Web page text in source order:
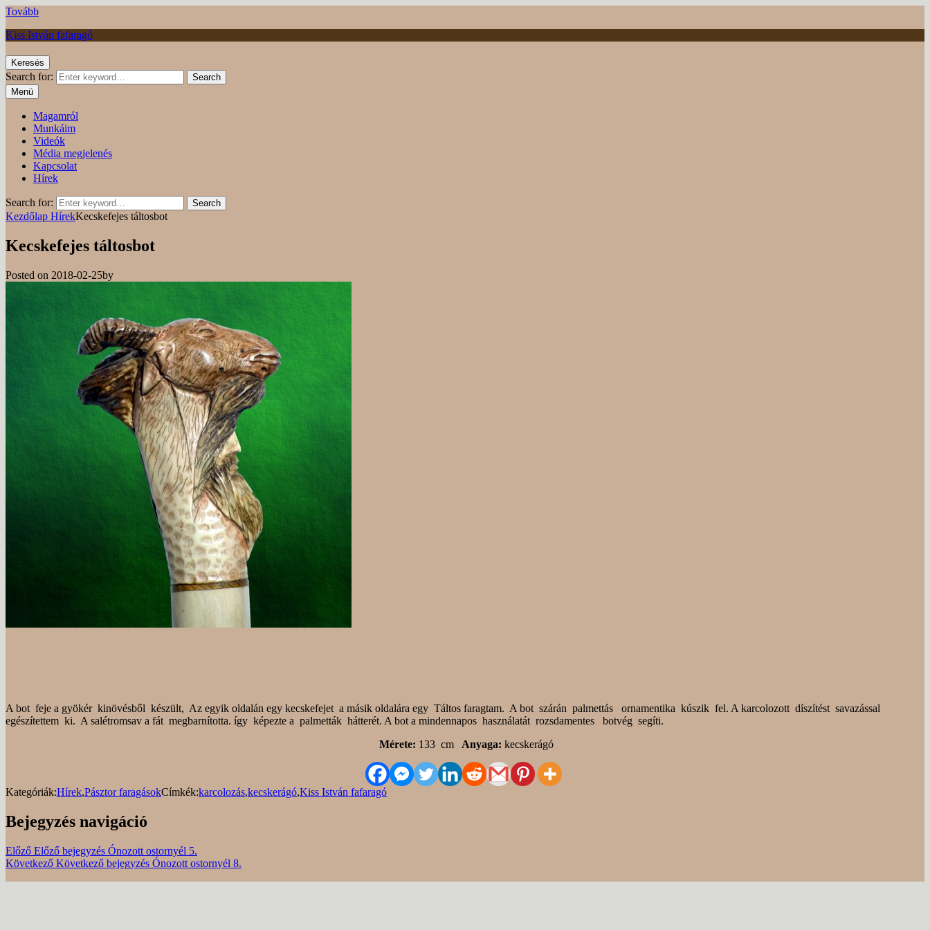
Tovább
Kiss István fafaragó
Keresés
Search for:
Search
Menü
Magamról
Munkáim
Videók
Média megjelenés
Kapcsolat
Hírek
Search for: Search
Kezdőlap HírekKecskefejes táltosbot
Kecskefejes táltosbot
Posted on 2018-02-25by
A bot feje a gyökér kinövésből készült, Az egyik oldalán egy kecskefejet a másik oldalára egy Táltos faragtam. A bot szárán palmettás ornamentika kúszik fel. A karcolozott díszítést savazással
egészítettem ki. A salétromsav a fát megbarnította. így képezte a palmetták hátterét. A bot a mindennapos használatát rozsdamentes botvég segíti.
Mérete: 133 cm Anyaga: kecskerágó
Kategóriák:Hírek,Pásztor faragásokCímkék:karcolozás,kecskerágó,Kiss István fafaragó
Bejegyzés navigáció
Előző Előző bejegyzés Ónozott ostornyél 5.
Következő Következő bejegyzés Ónozott ostornyél 8.